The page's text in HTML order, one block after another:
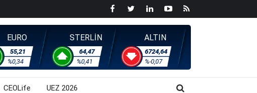
EURO
55,21
%0,34
STERLİN
64,47
%0,41
ALTIN
6724,64
%-0,07
CEOLife UEZ 2026